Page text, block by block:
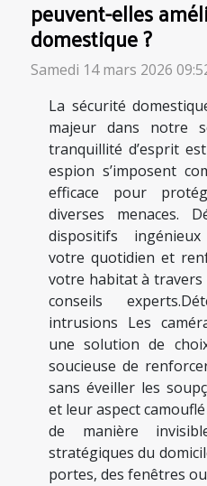
peuvent-elles
domestique ?
Samedi 14 mars 2026
La sécurité
majeur dans notre
tranquillité d’esprit
espion s’imposent
efficace pour
diverses menaces.
dispositifs
votre quotidien et
votre habitat à travers
conseils
intrusions Les
une solution de
soucieuse de
sans éveiller les
et leur aspect
de manière
stratégiques du
portes, des fenêtres